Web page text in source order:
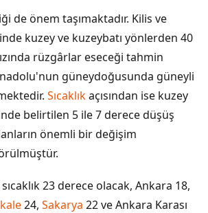
de önem taşımaktadır. Kilis ve
kuzey ve kuzeybatı yönlerden 40
rüzgârlar eseceği tahmin
güneydoğusunda güneyli
Sıcaklıkaçısından ise kuzey
belirtilen 5 ile 7 derece düşüş
önemli bir değişim
23 derece olacak, Ankara 18,
24, Sakarya 22 ve Ankara Karası